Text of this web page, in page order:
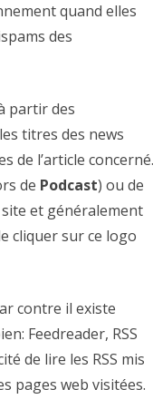
quand elles
des
partir des
titres des news
de l’article concerné.
de Podcast) ou de
et généralement
cliquer sur ce logo
contre il existe
Feedreader, RSS
de lire les RSS mis
pages web visitées.